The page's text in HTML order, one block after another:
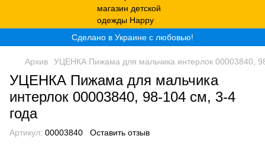
Сделано в Украине с любовью!
Архив УЦЕНКА Пижама для мальчика интерлок 00003840,
УЦЕНКА Пижама для мальчика
интерлок 00003840, 98-104 см, 3-4
года
Артикул: 00003840 Оставить отзыв